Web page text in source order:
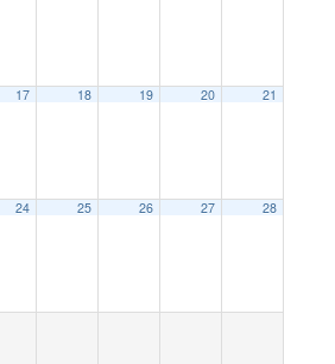
17 18 19 20 21
24 25 26 27 28